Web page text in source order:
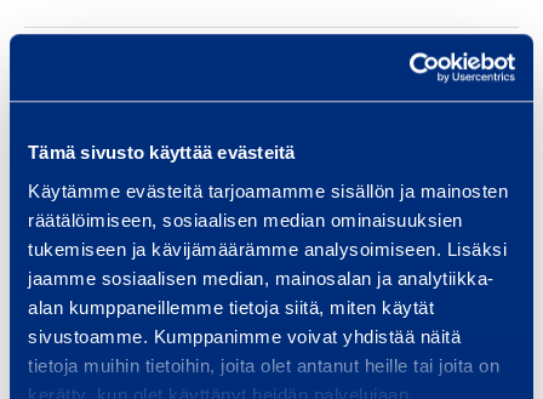
Tämä sivusto käyttää evästeitä
Käytämme evästeitä tarjoamamme sisällön ja mainosten
räätälöimiseen, sosiaalisen median ominaisuuksien
tukemiseen ja kävijämäärämme analysoimiseen. Lisäksi
jaamme sosiaalisen median, mainosalan ja analytiikka-
alan kumppaneillemme tietoja siitä, miten käytät
sivustoamme. Kumppanimme voivat yhdistää näitä
tietoja muihin tietoihin, joita olet antanut heille tai joita on
kerätty, kun olet käyttänyt heidän palvelujaan.
t:
Volume: 2298
Unit price: 0.00 Euro